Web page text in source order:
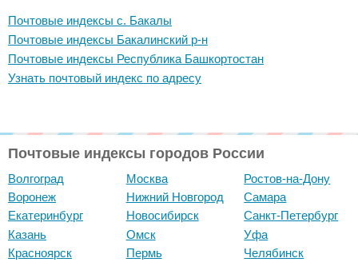
Почтовые индексы с. Бакалы
Почтовые индексы Бакалинский р-н
Почтовые индексы Республика Башкортостан
Узнать почтовый индекс по адресу
Почтовые индексы городов России
Волгоград
Воронеж
Екатеринбург
Казань
Красноярск
Москва
Нижний Новгород
Новосибирск
Омск
Пермь
Ростов-на-Дону
Самара
Санкт-Петербург
Уфа
Челябинск